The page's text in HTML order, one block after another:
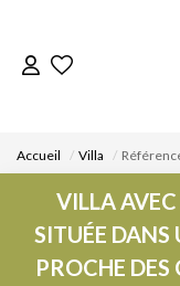
Accueil Villa
VILLA
SITUÉE DANS
PROCHE DES